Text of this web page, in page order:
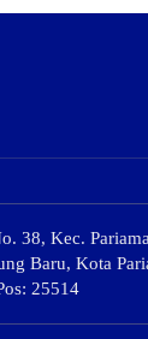
38, Kec.
Baru, Kota
25514